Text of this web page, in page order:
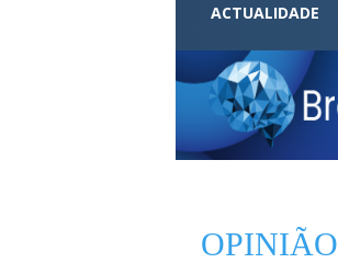
ACTUALIDADE
OPINIÃO